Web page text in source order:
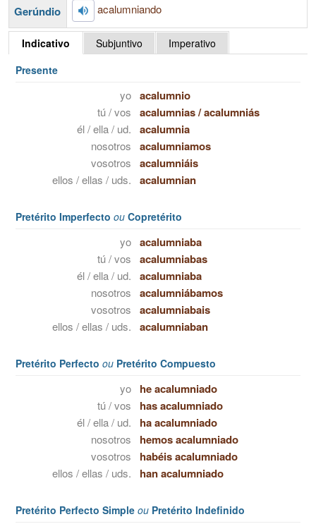
Gerúndio acalumniando
Indicativo Subjuntivo
Imperativo
Presente
yo acalumnio
tú / vos acalumnias/acalumniás
él / ella / ud. acalumnia
nosotros acalumniamos
vosotros acalumniáis
ellos / ellas / uds. acalumnian
Pretérito Imperfecto ou Copretérito
yo acalumniaba
tú / vos acalumniabas
él / ella / ud. acalumniaba
nosotros acalumniábamos
vosotros acalumniabais
ellos / ellas / uds. acalumniaban
Pretérito Perfecto ou Pretérito Compuesto
yo he acalumniado
tú / vos has acalumniado
él / ella / ud. ha acalumniado
nosotros hemos acalumniado
vosotros habéis acalumniado
ellos / ellas / uds. han acalumniado
Pretérito Perfecto Simple ou Pretérito Indefinido